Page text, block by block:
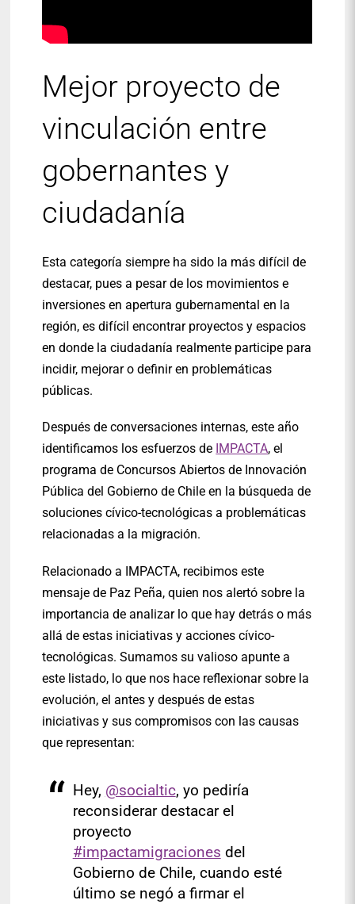
Mejor proyecto de
vinculación entre
gobernantes y
ciudadanía
Esta categoría siempre ha sido la más difícil de
destacar, pues a pesar de los movimientos e
inversiones en apertura gubernamental en la
región, es difícil encontrar proyectos y espacios
en donde la ciudadanía realmente participe para
incidir, mejorar o definir en problemáticas
públicas.
Después de conversaciones internas, este año
identificamos los esfuerzos de IMPACTA, el
programa de Concursos Abiertos de Innovación
Pública del Gobierno de Chile en la búsqueda de
soluciones cívico-tecnológicas a problemáticas
relacionadas a la migración.
Relacionado a IMPACTA, recibimos este
mensaje de Paz Peña, quien nos alertó sobre la
importancia de analizar lo que hay detrás o más
allá de estas iniciativas y acciones cívico-
tecnológicas. Sumamos su valioso apunte a
este listado, lo que nos hace reflexionar sobre la
evolución, el antes y después de estas
iniciativas y sus compromisos con las causas
que representan:
Hey, @socialtic, yo pediría
reconsiderar destacar el
proyecto
#impactamigraciones del
Gobierno de Chile, cuando esté
último se negó a firmar el